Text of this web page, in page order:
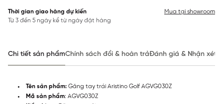
Thời gian giao hàng dự kiến
Từ 3 đến 5 ngày kể từ ngày đặt hàng
Mua tại showroom
Chi tiết sản phẩmChính sách đổi & hoàn trảĐánh giá & Nhận xét
Tên sản phẩm: Găng tay trái Aristino Golf AGVG030Z
Mã sản phẩm: AGVG030Z